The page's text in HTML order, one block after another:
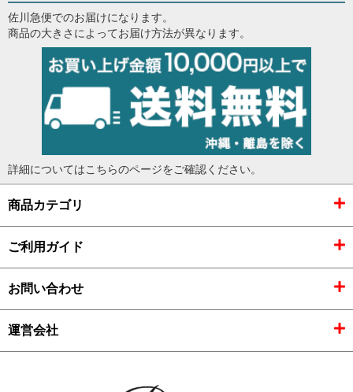
佐川急便でのお届けになります。
商品の大きさによってお届け方法が異なります。
詳細についてはこちらのページをご確認ください。
商品カテゴリ
ご利用ガイド
お問い合わせ
運営会社